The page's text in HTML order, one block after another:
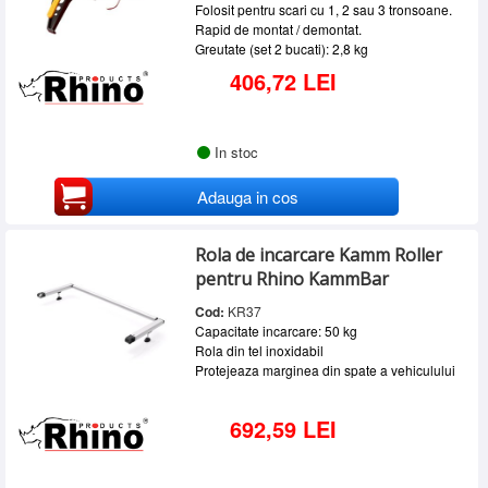
Folosit pentru scari cu 1, 2 sau 3 tronsoane.
Rapid de montat / demontat.
Greutate (set 2 bucati): 2,8 kg
406,72 LEI
In stoc
Adauga in cos
Rola de incarcare Kamm Roller
pentru Rhino KammBar
Cod: KR37
Capacitate incarcare: 50 kg
Rola din tel inoxidabil
Protejeaza marginea din spate a vehiculului
692,59 LEI